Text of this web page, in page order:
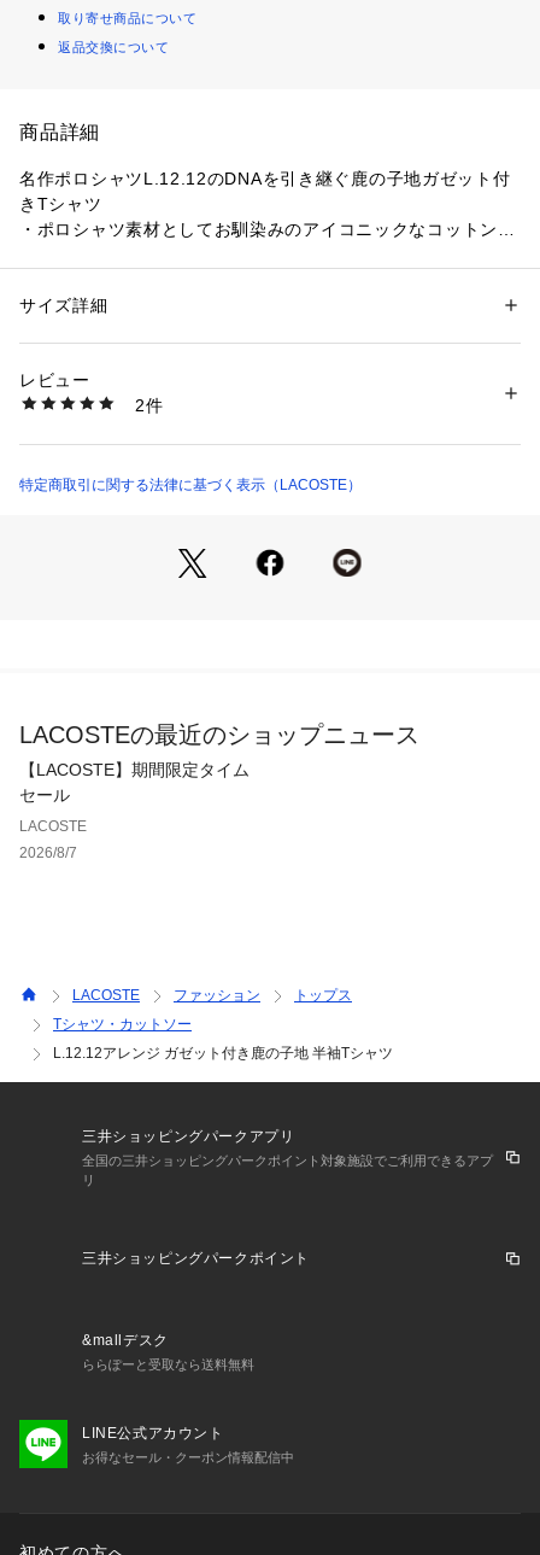
取り寄せ商品について
返品交換について
商品詳細
名作ポロシャツL.12.12のDNAを引き継ぐ鹿の子地ガゼット付
きTシャツ
・ポロシャツ素材としてお馴染みのアイコニックなコットン鹿
・トレンドに寄り添うリラックスフィットシルエット
セットアップで着用できるアイテムはこちら▼
性別：レディース
素材：本体 綿100%
商品番号：
TH2784-99 （ショップ）
サイズ詳細
レビュー
2件
特定商取引に関する法律に基づく表示（LACOSTE）
LACOSTEの最近のショップニュース
【LACOSTE】期間限定タイム
セール
LACOSTE
2026/8/7
LACOSTE ファッション
トップス
Tシャツ・カットソー
L.12.12アレンジ ガゼット付き鹿の子地 半袖Tシャツ
三井ショッピングパークアプリ
全国の三井ショッピングパークポイント対象施設でご利用できるアプ
リ
三井ショッピングパークポイント
&mallデスク
ららぽーと受取なら送料無料
LINE公式アカウント
お得なセール・クーポン情報配信中